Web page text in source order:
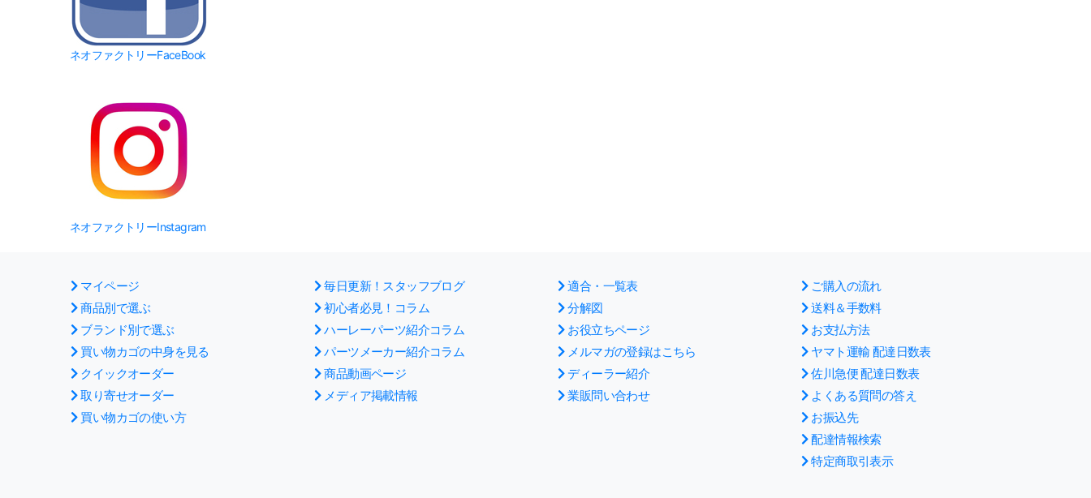
ネオファクトリーFaceBook
ネオファクトリーInstagram
マイページ
商品別で選ぶ
ブランド別で選ぶ
買い物カゴの中身を見る
クイックオーダー
取り寄せオーダー
買い物カゴの使い方
毎日更新！スタッフブログ
初心者必見！コラム
ハーレーパーツ紹介コラム
パーツメーカー紹介コラム
商品動画ページ
メディア掲載情報
適合・一覧表
分解図
お役立ちページ
メルマガの登録はこちら
ディーラー紹介
業販問い合わせ
ご購入の流れ
送料＆手数料
お支払方法
ヤマト運輸 配達日数表
佐川急便 配達日数表
よくある質問の答え
お振込先
配達情報検索
特定商取引表示